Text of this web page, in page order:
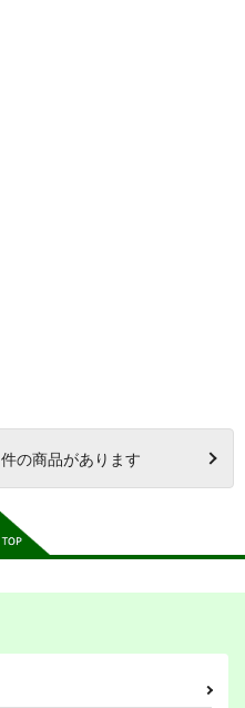
件の商品があります